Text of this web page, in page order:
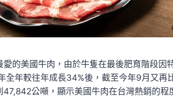
愛的美國牛肉，由於牛隻在最後肥育階段因
全年較往年成長34%後，截至今年9月又再
47,842公噸，顯示美國牛肉在台灣熱銷的程